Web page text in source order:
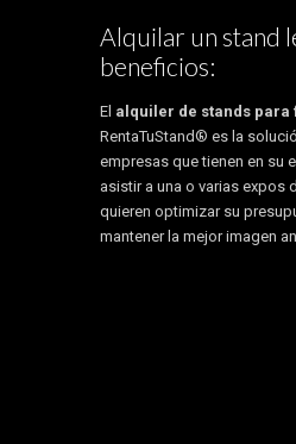
Alquilar un stand
beneficios:
El alquiler de stands para
RentaTuStand® es la
empresas que tienen en su
asistir a una o varias expos
quieren optimizar su
mantener la mejor imagen